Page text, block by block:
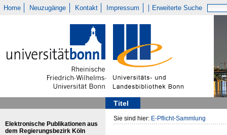
Home Neuzugänge Kontakt Impressum Erweiterte Suche
Titel
Elektronische Publikationen aus
dem Regierungsbezirk Köln
Sie sind hier: E-Pflicht-Sammlung